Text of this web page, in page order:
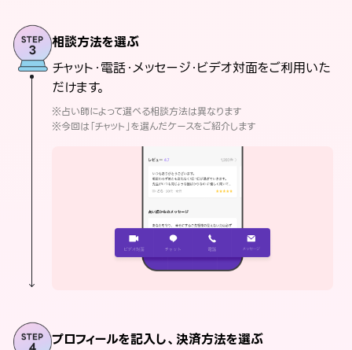
相談方法を選ぶ
チャット・電話・メッセージ・ビデオ対面をご利用いた
だけます。
※占い師によって選べる相談方法は異なります
※今回は「チャット」を選んだケースをご紹介します
プロフィールを記入し、決済方法を選ぶ